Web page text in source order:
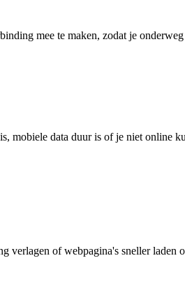
mee te maken, zodat je
mobiele data duur is of je niet online
of webpagina's sneller laden